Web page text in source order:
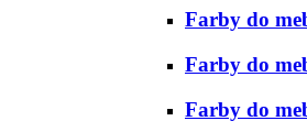
Farby do
Farby do
Farby do